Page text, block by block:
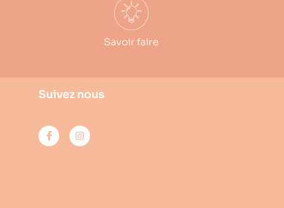
Savoir faire
Suivez nous